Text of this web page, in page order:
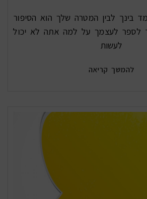
בינך לבין המטרה שלך הוא הסיפור
לספר לעצמך על למה אתה לא יכול
לעשות
להמשך קריאה